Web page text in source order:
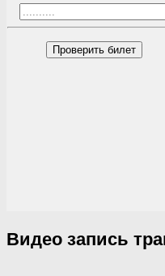
Проверить билет
Видео запись